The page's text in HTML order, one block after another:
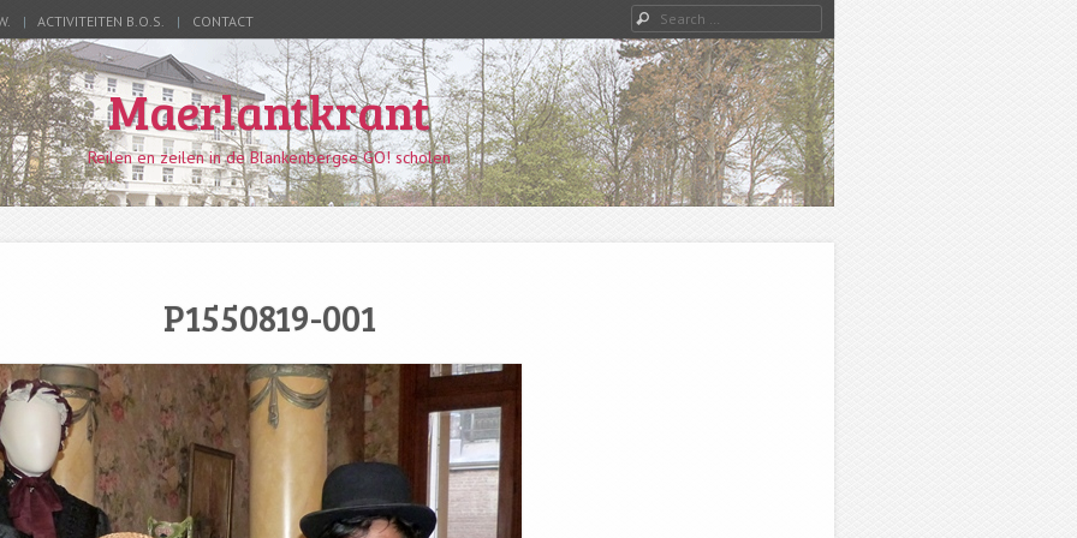
ACTIVITEITEN B.O.S. CONTACT Search
Maerlantkrant
Reilen en zeilen in de Blankenbergse GO! scholen
P1550819-001